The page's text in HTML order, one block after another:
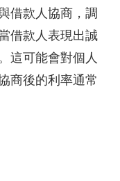
借款人協商，調
借款人表現出誠
這可能會對個人
商後的利率通常